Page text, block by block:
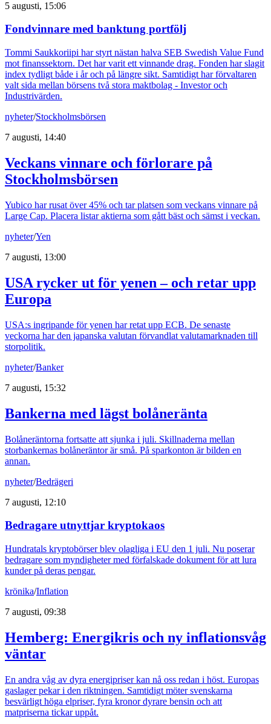
5 augusti, 15:06
Fondvinnare med banktung portfölj
Tommi Saukkoriipi har styrt nästan halva SEB Swedish Value Fund
mot finanssektorn. Det har varit ett vinnande drag. Fonden har slagit
index tydligt både i år och på längre sikt. Samtidigt har förvaltaren
valt sida mellan börsens två stora maktbolag - Investor och
Industrivärden.
nyheter/Stockholmsbörsen
7 augusti, 14:40
Veckans vinnare och förlorare på
Stockholmsbörsen
Yubico har rusat över 45% och tar platsen som veckans vinnare på
Large Cap. Placera listar aktierna som gått bäst och sämst i veckan.
nyheter/Yen
7 augusti, 13:00
USA rycker ut för yenen – och retar upp
Europa
USA:s ingripande för yenen har retat upp ECB. De senaste
veckorna har den japanska valutan förvandlat valutamarknaden till
storpolitik.
nyheter/Banker
7 augusti, 15:32
Bankerna med lägst bolåneränta
Bolåneräntorna fortsatte att sjunka i juli. Skillnaderna mellan
storbankernas bolåneräntor är små. På sparkonton är bilden en
annan.
nyheter/Bedrägeri
7 augusti, 12:10
Bedragare utnyttjar kryptokaos
Hundratals kryptobörser blev olagliga i EU den 1 juli. Nu poserar
bedragare som myndigheter med förfalskade dokument för att lura
kunder på deras pengar.
krönika/Inflation
7 augusti, 09:38
Hemberg: Energikris och ny inflationsvåg
väntar
En andra våg av dyra energipriser kan nå oss redan i höst. Europas
gaslager pekar i den riktningen. Samtidigt möter svenskarna
besvärligt höga elpriser, fyra kronor dyrare bensin och att
matpriserna tickar uppåt.